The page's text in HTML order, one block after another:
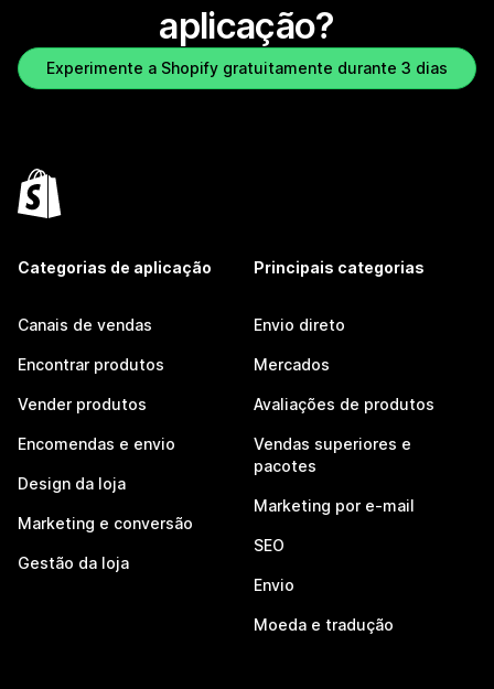
aplicação?
Experimente a Shopify gratuitamente durante 3 dias
Categorias de aplicação
Canais de vendas
Encontrar produtos
Vender produtos
Encomendas e envio
Design da loja
Marketing e conversão
Gestão da loja
Principais categorias
Envio direto
Mercados
Avaliações de produtos
Vendas superiores e
pacotes
Marketing por e-mail
SEO
Envio
Moeda e tradução